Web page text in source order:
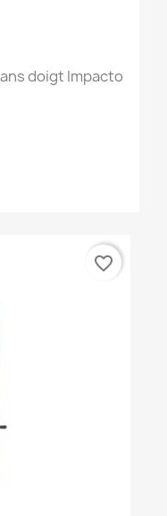
doigt Impacto
favorite_border